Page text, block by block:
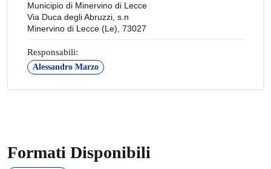
Municipio di Minervino di Lecce
Via Duca degli Abruzzi, s.n
Minervino di Lecce (Le), 73027
Responsabili:
Alessandro Marzo
Formati Disponibili